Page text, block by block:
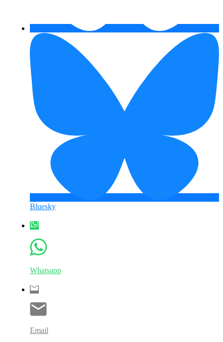
Bluesky
Whatsapp
Email